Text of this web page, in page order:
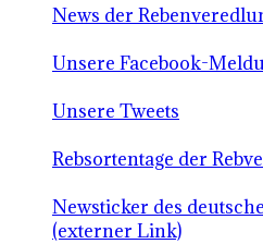
News der
Unsere Facebook-
Unsere Tweets
Rebsortentage der
Newsticker des
(externer Link)